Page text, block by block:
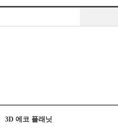
3D 에코 플래닛